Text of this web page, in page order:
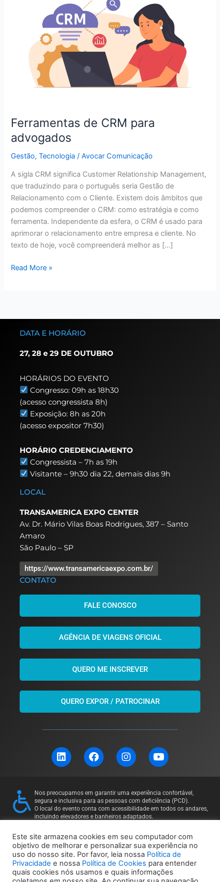
Ferramentas de CRM para
advogados
Gestão,Tecnologia /Avocar Comunicação
A sigla CRM significa Customer Relationship Management,
que traduzindo para o português seria Gestão de
Relacionamento com o Cliente. Existem dois âmbitos que
podemos compreender o CRM: como estratégia e como
ferramenta. Independente da esfera, o CRM é usado para
aprimorar o relacionamento entre empresa e cliente. No
texto de hoje, você compreenderá melhor as […]
advogados
Read More »
DATA E HORÁRIO
27, 28 e 29 DE OUTUBRO
HORÁRIOS DO EVENTO
Congresso: 09h as 18h30
(acesso congressista 8h)
Exposição: 8h as 20h
(acesso expositor 7h30)
HORÁRIO CREDENCIAMENTO
Congressista – 7h as 19h
Visitante – 9h30 dia 22,demais dias 9h
LOCAL
TRANSAMERICA EXPO CENTER
Av. Dr. Mário Vilas Boas Rodrigues, 387 – Santo
Amaro
São Paulo – SP
https://www.transamericaexpo.com.br/
CONTATO
FALE CONOSCO
AGÊNCIA DE VIAGENS OFICIAL
QUERO ME INSCREVER
QUERO EXPOR / PATROCINAR
L
i
e
d
i
n
F
a
b
o
o
k
I
n
a
g
r
a
Y
o
u
b
e
Nos preocupamos em garantir uma experiência confortável,
segura e inclusiva para as pessoas com deficiência (PCD).
O local do evento conta com acessibilidade em todos os andares,
incluindo elevadores e banheiros adaptados.
contato: 11 97169-5011
Política de Privacidade Política de Cookies
Este site armazena cookies em seu computador com
objetivo de melhorar e personalizar sua experiência no
uso do nosso site. Por favor, leia nossa Política de
Privacidade e nossa Política de Cookies para entender
quais cookies nós usamos e quais informações